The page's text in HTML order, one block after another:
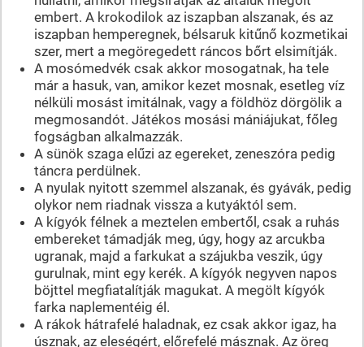
embert. A krokodilok az iszapban alszanak, és az
iszapban hemperegnek, bélsaruk kitűnő kozmetikai
szer, mert a megöregedett ráncos bőrt elsimítják.
A mosómedvék csak akkor mosogatnak, ha tele
már a hasuk, van, amikor kezet mosnak, esetleg víz
nélküli mosást imitálnak, vagy a földhöz dörgölik a
megmosandót. Játékos mosási mániájukat, főleg
fogságban alkalmazzák.
A sünök szaga elűzi az egereket, zeneszóra pedig
táncra perdülnek.
A nyulak nyitott szemmel alszanak, és gyávák, pedig
olykor nem riadnak vissza a kutyáktól sem.
A kígyók félnek a meztelen embertől, csak a ruhás
embereket támadják meg, úgy, hogy az arcukba
ugranak, majd a farkukat a szájukba veszik, úgy
gurulnak, mint egy kerék. A kígyók negyven napos
böjttel megfiatalítják magukat. A megölt kígyók
farka naplementéig él.
A rákok hátrafelé haladnak, ez csak akkor igaz, ha
úsznak, az eleségért, előrefelé másznak. Az öreg